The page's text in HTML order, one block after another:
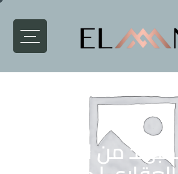
كمبوند من المنارة